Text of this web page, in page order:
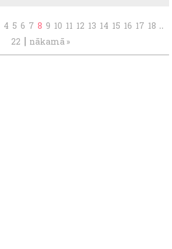
4 5 6 7 8 9 10 11 12 13 14 15 16 17 18 ..
22 | nākamā »